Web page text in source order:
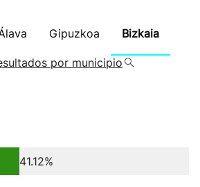
Gipuzkoa Bizkaia
por municipio
41.12%